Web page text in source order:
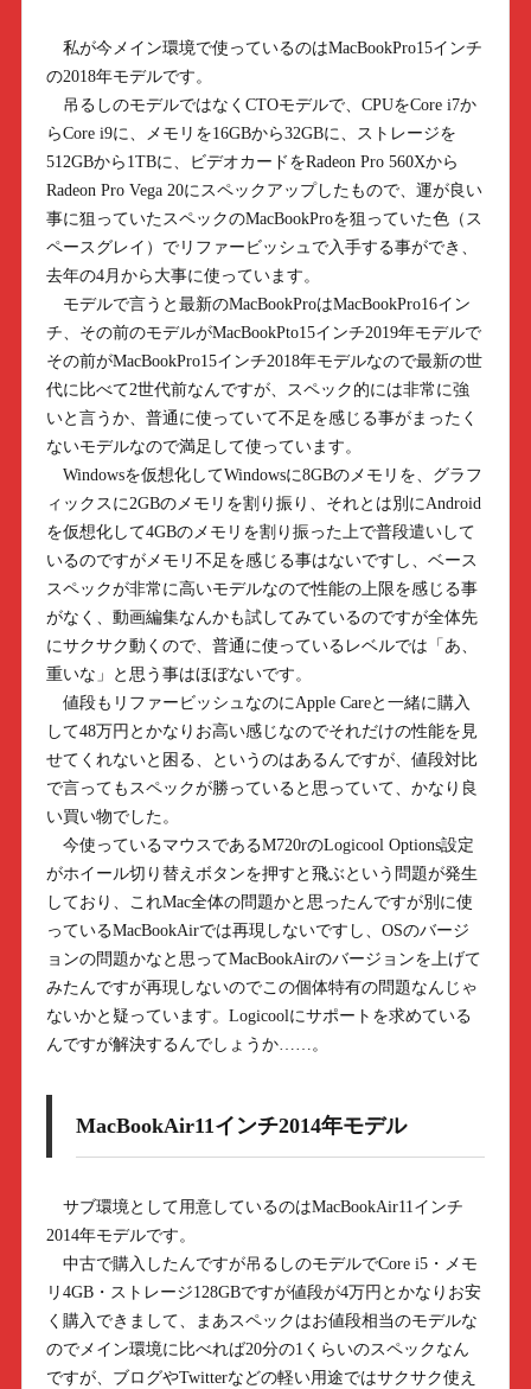
私が今メイン環境で使っているのはMacBookPro15インチ
の2018年モデルです。
吊るしのモデルではなくCTOモデルで、CPUをCore i7か
らCore i9に、メモリを16GBから32GBに、ストレージを
512GBから1TBに、ビデオカードをRadeon Pro 560Xから
Radeon Pro Vega 20にスペックアップしたもので、運が良い
事に狙っていたスペックのMacBookProを狙っていた色（ス
ペースグレイ）でリファービッシュで入手する事ができ、
去年の4月から大事に使っています。
モデルで言うと最新のMacBookProはMacBookPro16イン
チ、その前のモデルがMacBookPto15インチ2019年モデルで
その前がMacBookPro15インチ2018年モデルなので最新の世
代に比べて2世代前なんですが、スペック的には非常に強
いと言うか、普通に使っていて不足を感じる事がまったく
ないモデルなので満足して使っています。
Windowsを仮想化してWindowsに8GBのメモリを、グラフ
ィックスに2GBのメモリを割り振り、それとは別にAndroid
を仮想化して4GBのメモリを割り振った上で普段遣いして
いるのですがメモリ不足を感じる事はないですし、ベース
スペックが非常に高いモデルなので性能の上限を感じる事
がなく、動画編集なんかも試してみているのですが全体先
にサクサク動くので、普通に使っているレベルでは「あ、
重いな」と思う事はほぼないです。
値段もリファービッシュなのにApple Careと一緒に購入
して48万円とかなりお高い感じなのでそれだけの性能を見
せてくれないと困る、というのはあるんですが、値段対比
で言ってもスペックが勝っていると思っていて、かなり良
い買い物でした。
今使っているマウスであるM720rのLogicool Options設定
がホイール切り替えボタンを押すと飛ぶという問題が発生
しており、これMac全体の問題かと思ったんですが別に使
っているMacBookAirでは再現しないですし、OSのバージ
ョンの問題かなと思ってMacBookAirのバージョンを上げて
みたんですが再現しないのでこの個体特有の問題なんじゃ
ないかと疑っています。Logicoolにサポートを求めている
んですが解決するんでしょうか……。
MacBookAir11インチ2014年モデル
サブ環境として用意しているのはMacBookAir11インチ
2014年モデルです。
中古で購入したんですが吊るしのモデルでCore i5・メモ
リ4GB・ストレージ128GBですが値段が4万円とかなりお安
く購入できまして、まあスペックはお値段相当のモデルな
のでメイン環境に比べれば20分の1くらいのスペックなん
ですが、ブログやTwitterなどの軽い用途ではサクサク使え